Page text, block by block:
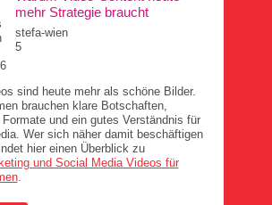
mehr Strategie braucht
stefa-wien
5
sind heute mehr als schöne Bilder.
brauchen klare Botschaften,
und ein gutes Verständnis für
Wer sich näher damit beschäftigen
hier einen Überblick zu
und Social Media Videos für
.